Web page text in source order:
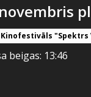
Kinofestivāls "Spektrs
beigas: 13:46